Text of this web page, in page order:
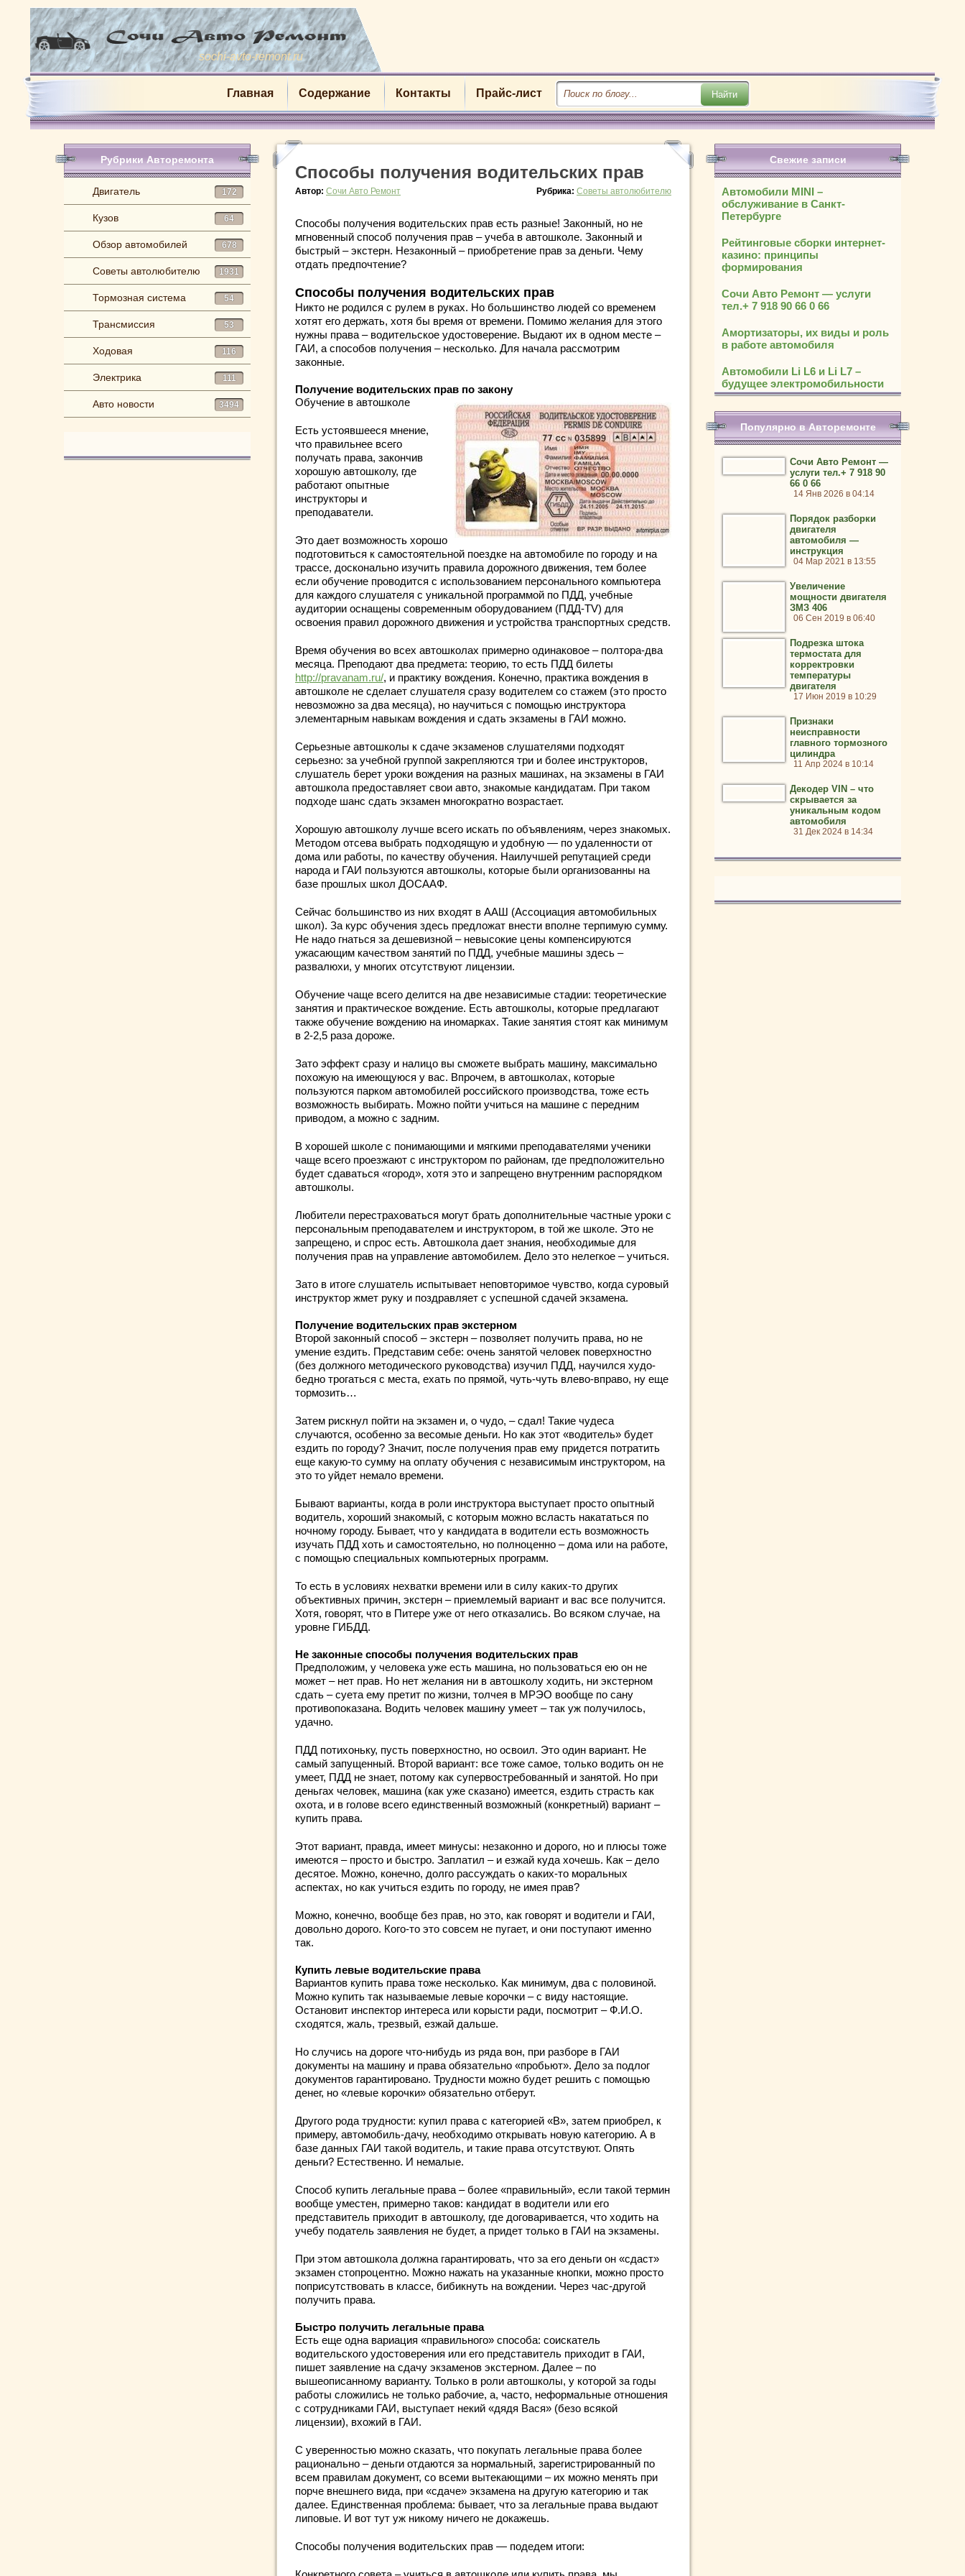
sochi-avto-remont.ru
Главная Содержание Контакты Прайс-лист
Рубрики Авторемонта
Двигатель 172
Кузов 64
Обзор автомобилей 678
Советы автолюбителю 1931
Тормозная система 54
Трансмиссия 53
Ходовая 116
Электрика 111
Авто новости 3494
Способы получения водительских прав
Автор: Сочи Авто Ремонт Рубрика: Советы автолюбителю
Способы получения водительских прав есть разные! Законный, но не
мгновенный способ получения прав – учеба в автошколе. Законный и
быстрый – экстерн. Незаконный – приобретение прав за деньги. Чему
отдать предпочтение?
Способы получения водительских прав
Никто не родился с рулем в руках. Но большинство людей со временем
хотят его держать, хотя бы время от времени. Помимо желания для этого
нужны права – водительское удостоверение. Выдают их в одном месте –
ГАИ, а способов получения – несколько. Для начала рассмотрим
законные.
Получение водительских прав по закону
Обучение в автошколе
Есть устоявшееся мнение,
что правильнее всего
получать права, закончив
хорошую автошколу, где
работают опытные
инструкторы и
преподаватели.
Это дает возможность хорошо
подготовиться к самостоятельной поездке на автомобиле по городу и на
трассе, досконально изучить правила дорожного движения, тем более
если обучение проводится с использованием персонального компьютера
для каждого слушателя с уникальной программой по ПДД, учебные
аудитории оснащены современным оборудованием (ПДД-ТV) для
освоения правил дорожного движения и устройства транспортных средств.
Время обучения во всех автошколах примерно одинаковое – полтора-два
месяца. Преподают два предмета: теорию, то есть ПДД билеты
http://pravanam.ru/, и практику вождения. Конечно, практика вождения в
автошколе не сделает слушателя сразу водителем со стажем (это просто
невозможно за два месяца), но научиться с помощью инструктора
элементарным навыкам вождения и сдать экзамены в ГАИ можно.
Серьезные автошколы к сдаче экзаменов слушателями подходят
серьезно: за учебной группой закрепляются три и более инструкторов,
слушатель берет уроки вождения на разных машинах, на экзамены в ГАИ
автошкола предоставляет свои авто, знакомые кандидатам. При таком
подходе шанс сдать экзамен многократно возрастает.
Хорошую автошколу лучше всего искать по объявлениям, через знакомых.
Методом отсева выбрать подходящую и удобную — по удаленности от
дома или работы, по качеству обучения. Наилучшей репутацией среди
народа и ГАИ пользуются автошколы, которые были организованны на
базе прошлых школ ДОСААФ.
Сейчас большинство из них входят в ААШ (Ассоциация автомобильных
школ). За курс обучения здесь предложат внести вполне терпимую сумму.
Не надо гнаться за дешевизной – невысокие цены компенсируются
ужасающим качеством занятий по ПДД, учебные машины здесь –
развалюхи, у многих отсутствуют лицензии.
Обучение чаще всего делится на две независимые стадии: теоретические
занятия и практическое вождение. Есть автошколы, которые предлагают
также обучение вождению на иномарках. Такие занятия стоят как минимум
в 2-2,5 раза дороже.
Зато эффект сразу и налицо вы сможете выбрать машину, максимально
похожую на имеющуюся у вас. Впрочем, в автошколах, которые
пользуются парком автомобилей российского производства, тоже есть
возможность выбирать. Можно пойти учиться на машине с передним
приводом, а можно с задним.
В хорошей школе с понимающими и мягкими преподавателями ученики
чаще всего проезжают с инструктором по районам, где предположительно
будет сдаваться «город», хотя это и запрещено внутренним распорядком
автошколы.
Любители перестраховаться могут брать дополнительные частные уроки с
персональным преподавателем и инструктором, в той же школе. Это не
запрещено, и спрос есть. Автошкола дает знания, необходимые для
получения прав на управление автомобилем. Дело это нелегкое – учиться.
Зато в итоге слушатель испытывает неповторимое чувство, когда суровый
инструктор жмет руку и поздравляет с успешной сдачей экзамена.
Получение водительских прав экстерном
Второй законный способ – экстерн – позволяет получить права, но не
умение ездить. Представим себе: очень занятой человек поверхностно
(без должного методического руководства) изучил ПДД, научился худо-
бедно трогаться с места, ехать по прямой, чуть-чуть влево-вправо, ну еще
тормозить…
Затем рискнул пойти на экзамен и, о чудо, – сдал! Такие чудеса
случаются, особенно за весомые деньги. Но как этот «водитель» будет
ездить по городу? Значит, после получения прав ему придется потратить
еще какую-то сумму на оплату обучения с независимым инструктором, на
это то уйдет немало времени.
Бывают варианты, когда в роли инструктора выступает просто опытный
водитель, хороший знакомый, с которым можно всласть накататься по
ночному городу. Бывает, что у кандидата в водители есть возможность
изучать ПДД хоть и самостоятельно, но полноценно – дома или на работе,
с помощью специальных компьютерных программ.
То есть в условиях нехватки времени или в силу каких-то других
объективных причин, экстерн – приемлемый вариант и вас все получится.
Хотя, говорят, что в Питере уже от него отказались. Во всяком случае, на
уровне ГИБДД.
Не законные способы получения водительских прав
Предположим, у человека уже есть машина, но пользоваться ею он не
может – нет прав. Но нет желания ни в автошколу ходить, ни экстерном
сдать – суета ему претит по жизни, толчея в МРЭО вообще по сану
противопоказана. Водить человек машину умеет – так уж получилось,
удачно.
ПДД потихоньку, пусть поверхностно, но освоил. Это один вариант. Не
самый запущенный. Второй вариант: все тоже самое, только водить он не
умеет, ПДД не знает, потому как супервостребованный и занятой. Но при
деньгах человек, машина (как уже сказано) имеется, ездить страсть как
охота, и в голове всего единственный возможный (конкретный) вариант –
купить права.
Этот вариант, правда, имеет минусы: незаконно и дорого, но и плюсы тоже
имеются – просто и быстро. Заплатил – и езжай куда хочешь. Как – дело
десятое. Можно, конечно, долго рассуждать о каких-то моральных
аспектах, но как учиться ездить по городу, не имея прав?
Можно, конечно, вообще без прав, но это, как говорят и водители и ГАИ,
довольно дорого. Кого-то это совсем не пугает, и они поступают именно
так.
Купить левые водительские права
Вариантов купить права тоже несколько. Как минимум, два с половиной.
Можно купить так называемые левые корочки – с виду настоящие.
Остановит инспектор интереса или корысти ради, посмотрит – Ф.И.О.
сходятся, жаль, трезвый, езжай дальше.
Но случись на дороге что-нибудь из ряда вон, при разборе в ГАИ
документы на машину и права обязательно «пробьют». Дело за подлог
документов гарантировано. Трудности можно будет решить с помощью
денег, но «левые корочки» обязательно отберут.
Другого рода трудности: купил права с категорией «В», затем приобрел, к
примеру, автомобиль-дачу, необходимо открывать новую категорию. А в
базе данных ГАИ такой водитель, и такие права отсутствуют. Опять
деньги? Естественно. И немалые.
Способ купить легальные права – более «правильный», если такой термин
вообще уместен, примерно таков: кандидат в водители или его
представитель приходит в автошколу, где договаривается, что ходить на
учебу податель заявления не будет, а придет только в ГАИ на экзамены.
При этом автошкола должна гарантировать, что за его деньги он «сдаст»
экзамен стопроцентно. Можно нажать на указанные кнопки, можно просто
поприсутствовать в классе, бибикнуть на вождении. Через час-другой
получить права.
Быстро получить легальные права
Есть еще одна вариация «правильного» способа: соискатель
водительского удостоверения или его представитель приходит в ГАИ,
пишет заявление на сдачу экзаменов экстерном. Далее – по
вышеописанному варианту. Только в роли автошколы, у которой за годы
работы сложились не только рабочие, а, часто, неформальные отношения
с сотрудниками ГАИ, выступает некий «дядя Вася» (безо всякой
лицензии), вхожий в ГАИ.
С уверенностью можно сказать, что покупать легальные права более
рационально – деньги отдаются за нормальный, зарегистрированный по
всем правилам документ, со всеми вытекающими – их можно менять при
порче внешнего вида, при «сдаче» экзамена на другую категорию и так
далее. Единственная проблема: бывает, что за легальные права выдают
липовые. И вот тут уж никому ничего не докажешь.
Способы получения водительских прав — подедем итоги:
Свежие записи
Автомобили MINI –
обслуживание в Санкт-
Петербурге
Рейтинговые сборки интернет-
казино: принципы
формирования
Сочи Авто Ремонт — услуги
тел.+ 7 918 90 66 0 66
Амортизаторы, их виды и роль
в работе автомобиля
Автомобили Li L6 и Li L7 –
будущее электромобильности
Популярно в Авторемонте
Сочи Авто Ремонт —
услуги тел.+ 7 918 90
66 0 66
14 Янв 2026 в 04:14
Порядок разборки
двигателя
автомобиля —
инструкция
04 Мар 2021 в 13:55
Увеличение
мощности двигателя
ЗМЗ 406
06 Сен 2019 в 06:40
Подрезка штока
термостата для
корректровки
температуры
двигателя
17 Июн 2019 в 10:29
Признаки
неисправности
главного тормозного
цилиндра
11 Апр 2024 в 10:14
Декодер VIN – что
скрывается за
уникальным кодом
автомобиля
31 Дек 2024 в 14:34